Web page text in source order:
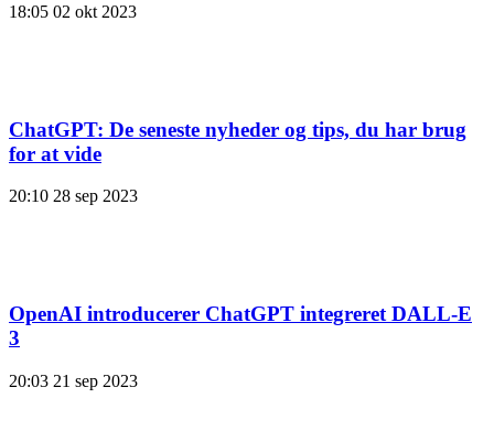
18:05 02 okt 2023
ChatGPT: De seneste nyheder og tips, du har brug
for at vide
20:10 28 sep 2023
OpenAI introducerer ChatGPT integreret DALL-E
3
20:03 21 sep 2023